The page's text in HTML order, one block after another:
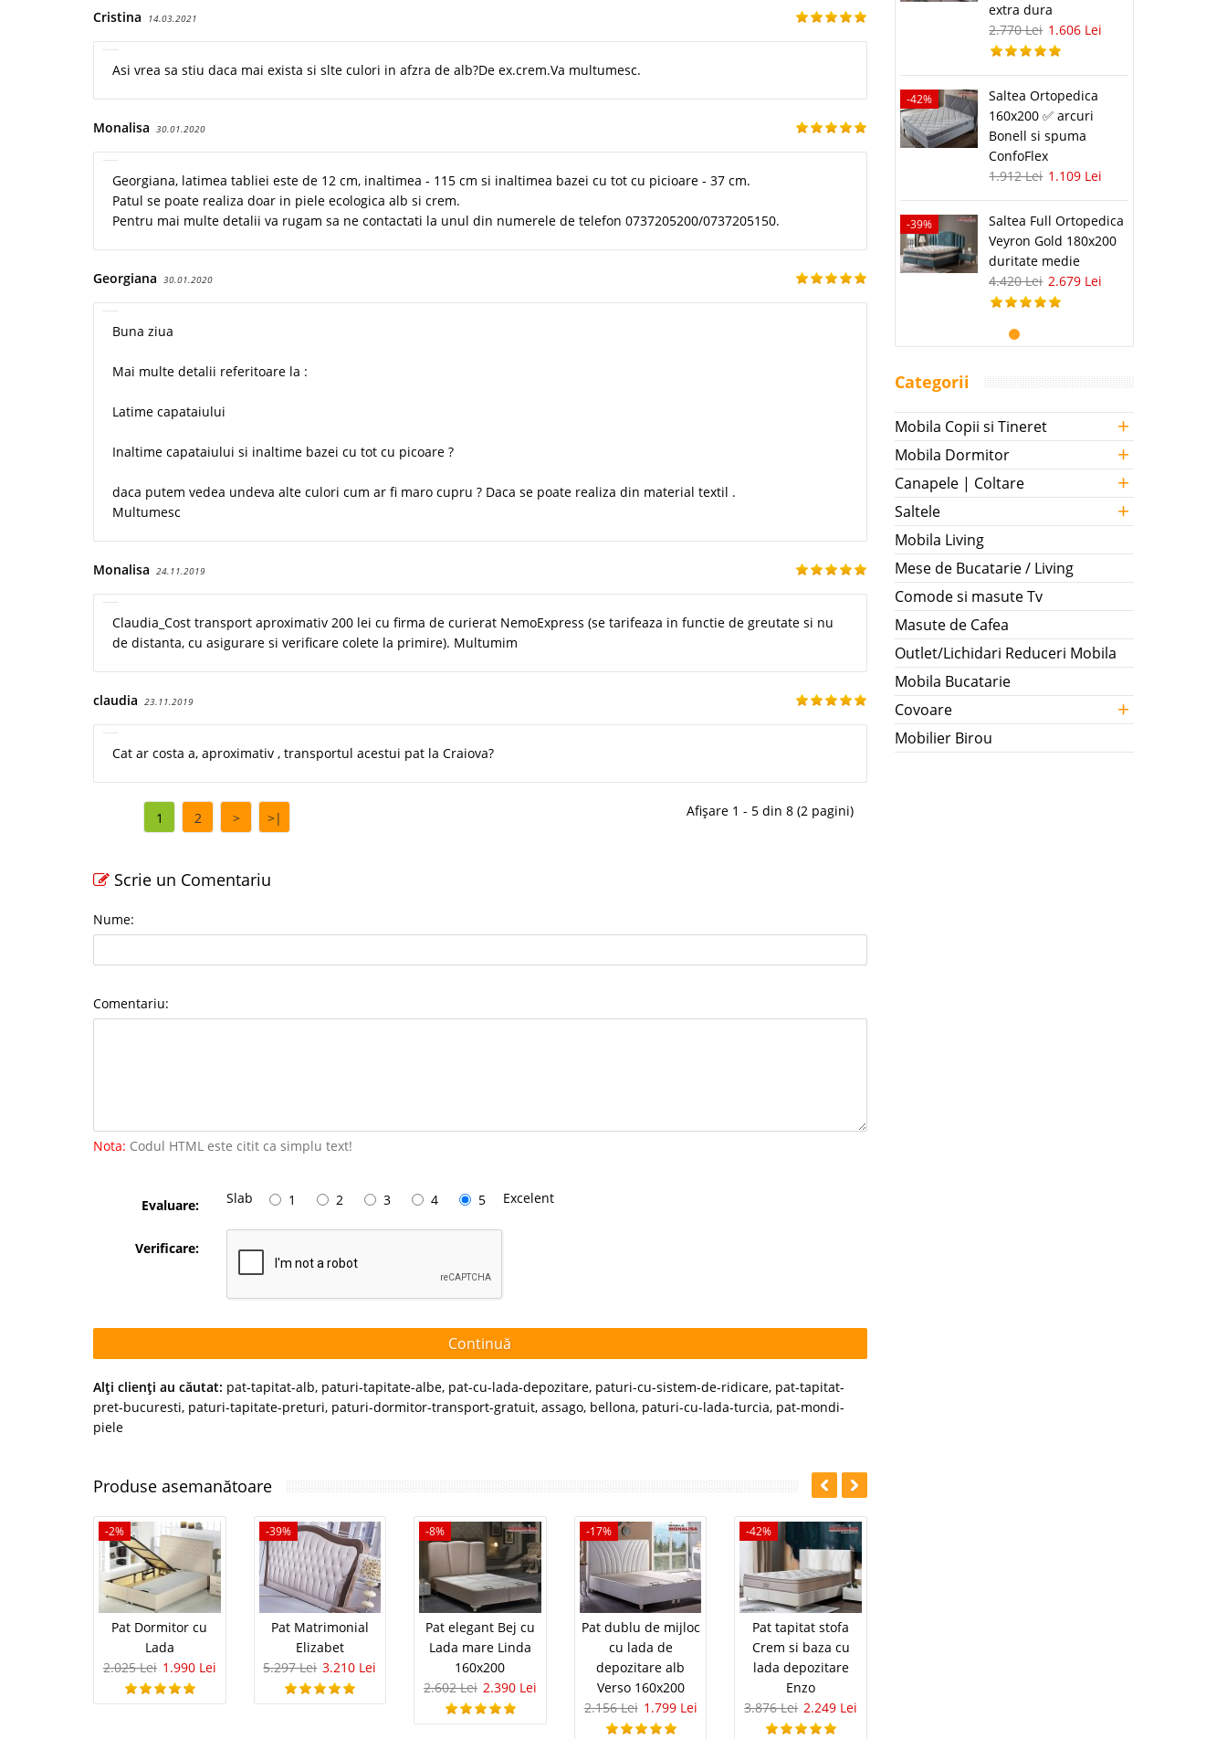
Cristina 14.03.2021
Asi vrea sa stiu daca mai exista si slte culori in afzra de alb?De ex.crem.Va multumesc.
Monalisa 30.01.2020
Georgiana, latimea tabliei este de 12 cm, inaltimea - 115 cm si inaltimea bazei cu tot cu picioare - 37 cm.
Patul se poate realiza doar in piele ecologica alb si crem.
Pentru mai multe detalii va rugam sa ne contactati la unul din numerele de telefon 0737205200/0737205150.
Georgiana 30.01.2020
Buna ziua
Mai multe detalii referitoare la :
Latime capataiului
Inaltime capataiului si inaltime bazei cu tot cu picoare ?
daca putem vedea undeva alte culori cum ar fi maro cupru ? Daca se poate realiza din material textil .
Multumesc
Monalisa 24.11.2019
Claudia_Cost transport aproximativ 200 lei cu firma de curierat NemoExpress (se tarifeaza in functie de greutate si nu
de distanta, cu asigurare si verificare colete la primire). Multumim
claudia 23.11.2019
Cat ar costa a, aproximativ , transportul acestui pat la Craiova?
1 2 > >| Afișare 1 - 5 din 8 (2 pagini)
Scrie un Comentariu
Nume:
Comentariu:
Nota: Codul HTML este citit ca simplu text!
Evaluare: Slab 1 2 3 4 5 Excelent
Verificare:
Continuă
Alţi clienţi au căutat: pat-tapitat-alb, paturi-tapitate-albe, pat-cu-lada-depozitare, paturi-cu-sistem-de-ridicare, pat-tapitat-
pret-bucuresti, paturi-tapitate-preturi, paturi-dormitor-transport-gratuit, assago, bellona, paturi-cu-lada-turcia, pat-mondi-
piele
Produse asemanătoare
-2%
Pat Dormitor cu
Lada
2.025 Lei 1.990 Lei
-39%
Pat Matrimonial
Elizabet
5.297 Lei 3.210 Lei
-8%
Pat elegant Bej cu
Lada mare Linda
160x200
2.602 Lei 2.390 Lei
-17%
Pat dublu de mijloc
cu lada de
depozitare alb
Verso 160x200
2.156 Lei 1.799 Lei
-42%
Pat tapitat stofa
Crem si baza cu
lada depozitare
Enzo
3.876 Lei 2.249 Lei
extra dura
2.770 Lei 1.606 Lei
-42%
Saltea Ortopedica
160x200 ✅ arcuri
Bonell si spuma
ConfoFlex
1.912 Lei 1.109 Lei
-39%
Saltea Full Ortopedica
Veyron Gold 180x200
duritate medie
4.420 Lei 2.679 Lei
Categorii
Mobila Copii si Tineret +
Mobila Dormitor +
Canapele | Coltare +
Saltele +
Mobila Living
Mese de Bucatarie / Living
Comode si masute Tv
Masute de Cafea
Outlet/Lichidari Reduceri Mobila
Mobila Bucatarie
Covoare
+
Mobilier Birou